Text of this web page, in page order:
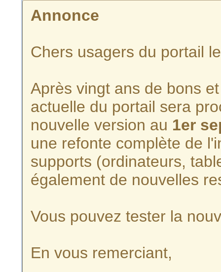
Annonce
Chers usagers du portail
Après vingt ans de bons
actuelle du portail sera
nouvelle version au 1er
une refonte complète de
supports (ordinateurs,
également de nouvelles
Vous pouvez tester la
En vous remerciant,